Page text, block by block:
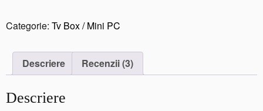
i
M
Categorie: Tv Box / Mini PC
Descriere Recenzii (3)
Descriere